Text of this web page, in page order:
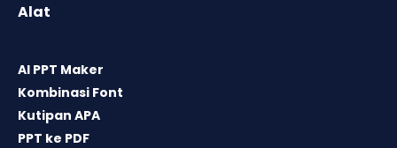
Alat
AI PPT Maker
Kombinasi Font
Kutipan APA
PPT ke PDF